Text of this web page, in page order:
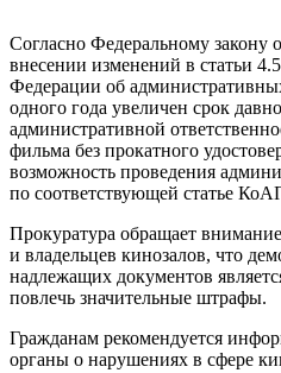
Согласно Федеральному
внесении изменений в статьи
Федерации об
одного года увеличен срок
административной
фильма без прокатного
возможность проведения
по соответствующей статье
Прокуратура обращает
и владельцев кинозалов, что
надлежащих документов
повлечь значительные штрафы.
Гражданам рекомендуется
органы о нарушениях в сфере